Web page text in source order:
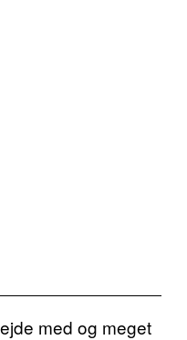
med og meget